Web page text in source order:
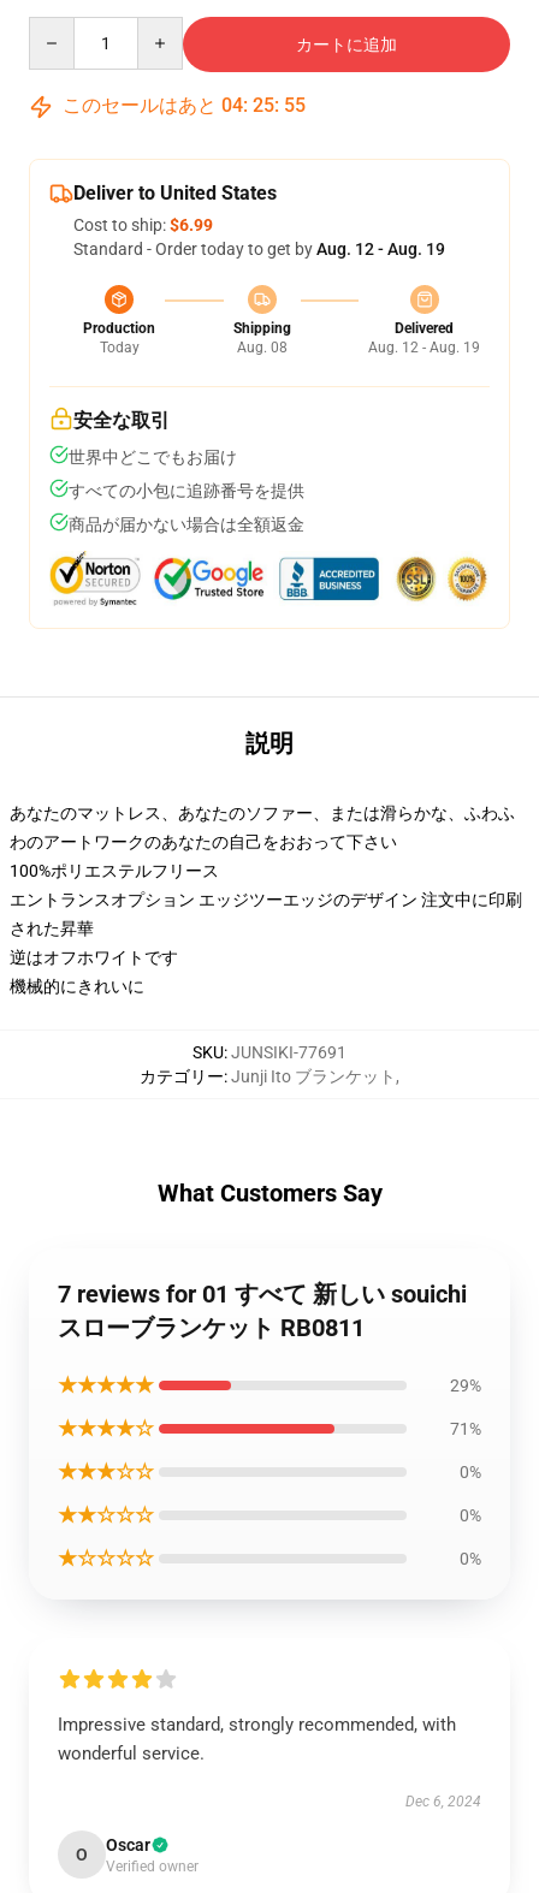
カートに追加
このセールはあと 04: 25: 54
Deliver to United States
Cost to ship:$6.99
Standard - Order today to get byAug. 12 - Aug. 19
Production
Today
Shipping
Aug. 08
Delivered
Aug. 12 - Aug. 19
安全な取引
世界中どこでもお届け
すべての小包に追跡番号を提供
商品が届かない場合は全額返金
説明
あなたのマットレス、あなたのソファー、または滑らかな、ふわふ
わのアートワークのあなたの自己をおおって下さい
100%ポリエステルフリース
エントランスオプション エッジツーエッジのデザイン 注文中に印刷
された昇華
逆はオフホワイトです
機械的にきれいに
SKU:JUNSIKI-77691
カテゴリー:Junji Ito ブランケット ,
What Customers Say
7 reviews for 01 すべて 新しい souichi
スローブランケット RB0811
★★★★★ 29%
★★★★☆ 71%
★★★☆☆ 0%
★★☆☆☆ 0%
★☆☆☆☆ 0%
Impressive standard, strongly recommended, with
wonderful service.
Dec 6, 2024
O Oscar
Verified owner